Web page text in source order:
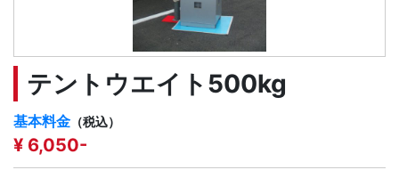
テントウエイト500kg
基本料金 （税込）
¥ 6,050-